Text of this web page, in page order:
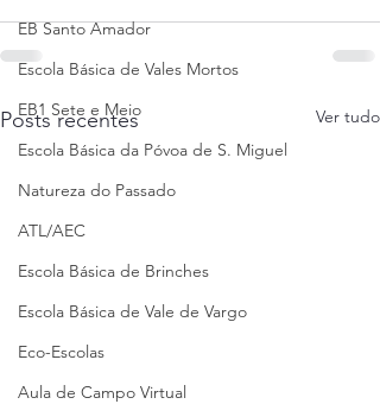
EB Santo Amador
Escola Básica de Vales Mortos
EB1 Sete e Meio
Escola Básica da Póvoa de S. Miguel
Natureza do Passado
ATL/AEC
Escola Básica de Brinches
Escola Básica de Vale de Vargo
Eco-Escolas
Aula de Campo Virtual
Posts recentes Ver tudo